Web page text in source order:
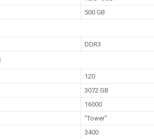
500 GB
DDR3
120
3072 GB
16000
"Tower"
3400